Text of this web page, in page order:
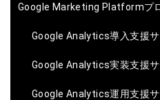
Google Marketing Platformプ
Google Analytics導入支援サ
Google Analytics実装支援サ
Google Analytics運用支援サ